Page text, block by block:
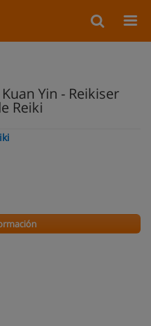
Yin - Reikiser
Reiki